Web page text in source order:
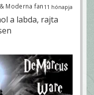
11 hónapja
Moderna fan
a labda, rajta